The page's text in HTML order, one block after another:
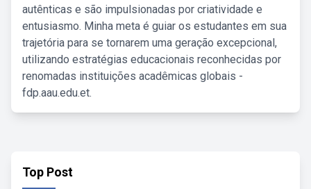
autênticas e são impulsionadas por criatividade e
entusiasmo. Minha meta é guiar os estudantes em sua
trajetória para se tornarem uma geração excepcional,
utilizando estratégias educacionais reconhecidas por
renomadas instituições acadêmicas globais -
fdp.aau.edu.et.
Top Post